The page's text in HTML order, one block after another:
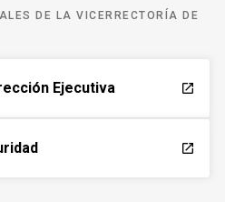
DE LA VICERRECTORÍA DE
Ejecutiva launch
launch